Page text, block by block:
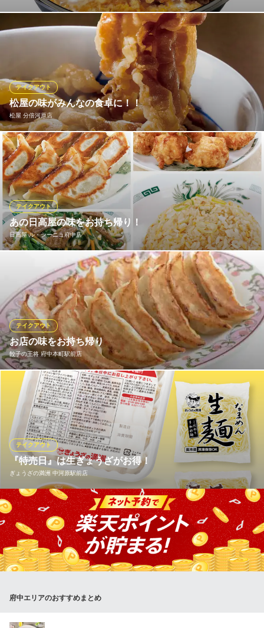
揚げたてのとんかつ専門店のお弁当をご家庭でもどうぞ。お電話
松のや ル・シーニュ府中店
とんかつ
京王線府中駅 徒歩2分
東京都府中市宮町1-100 ル・シーニュ1-19
松屋の味がみんなの食卓に！！
松屋 分倍河原店
テイクアウト
健康で豊かな食生活を応援する松屋では、一部のメニューをのぞ
き「できたて」をその場でお持ち帰りいただけます。 朝食・ラン
チタイム・夕飯や夜食など、いろいろなシーンに合わせてぜひご
利用ください！
松屋 分倍河原店
牛めし・カレー・定食
ＪＲ南武線分倍河原駅 徒歩1分
東京都府中市片町2-22-1 山二ビル
あの日高屋の味をお持ち帰り！
日高屋 ル・シーニュ府中店
テイクアウト
日高屋の人気メニューは、全店お持ち帰りいただけます。しか
も、店内でお召し上がりいただくよりお得なメニューも！ 焼餃子
(6コ入)230円、冷凍生餃子(30コ入)600円、チャーハン460円（大
盛は570円）、ニラレバ炒め500円、唐揚げ(7コ入)530円。他に
も、お持ち帰り可能なメニューを豊富にご用意！職場やご家庭で
も是非！
日高屋 ル・シーニュ府中店
熱烈中華食堂
京王線府中駅 徒歩3分
東京都府中市宮町1-100 ル・シーニュ1-10-5
お店の味をお持ち帰り
餃子の王将 府中本町駅前店
テイクアウト
餃子の王将メニューがお持ち帰り出来ます。 ※店舗によりメニュ
ーが異なりますので、詳しくは店舗へお問い合わせ下さい。
餃子の王将 府中本町駅前店
中華レストラン
ＪＲ南武線府中本町駅 徒歩1分
東京都府中市本町1-29-1
『特売日』は生ぎょうざがお得！
ぎょうざの満洲 中河原駅前店
テイクアウト
特売日には12ヶ入の生ぎょうざ（冷蔵・冷凍）や、生麺などがお
得です。 60個入りの業務用冷凍生餃子や、自家製チャーシューも
人気です！ ※特売日は店舗により異なりますので店舗情報欄にて
ご確認ください。
京王線中河原駅 徒歩1分
府中エリアのおすすめまとめ